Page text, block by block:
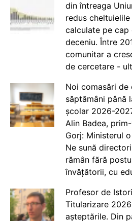
din întreaga
redus
calculate pe cap
deceniu. Între
comunitar a
de cercetare -
Noi comasări de
săptămâni până
școlar 2026-
Alin Badea,
Gorj: Ministerul
Ne sună
rămân fără
învățătorii, cu
Profesor de
Titularizare
așteptările. Din